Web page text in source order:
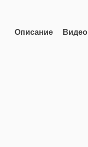
Описание Видео